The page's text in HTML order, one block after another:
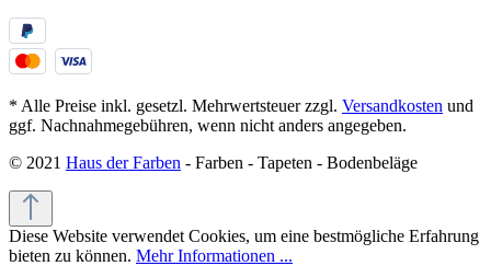
* Alle Preise inkl. gesetzl. Mehrwertsteuer zzgl. Versandkosten und
ggf. Nachnahmegebühren, wenn nicht anders angegeben.
© 2021 Haus der Farben - Farben - Tapeten - Bodenbeläge
Diese Website verwendet Cookies, um eine bestmögliche Erfahrung
bieten zu können. Mehr Informationen ...